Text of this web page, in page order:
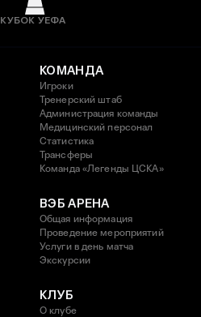
КУБОК УЕФА
КОМАНДА
Игроки
Тренерский штаб
Администрация команды
Медицинский персонал
Статистика
Трансферы
Команда «Легенды ЦСКА»
ВЭБ АРЕНА
Общая информация
Проведение мероприятий
Услуги в день матча
Экскурсии
КЛУБ
О клубе